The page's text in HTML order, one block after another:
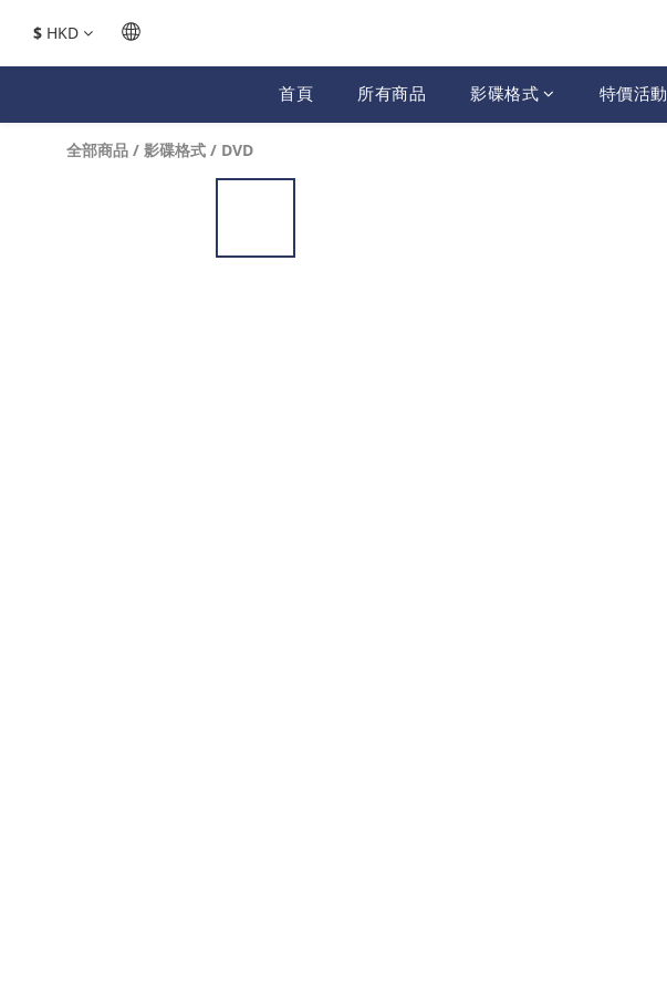
$ HKD
首頁 所有商品 影碟格式 特價活動
全部商品 / 影碟格式 / DVD